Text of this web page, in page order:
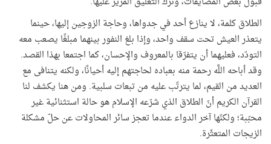
الطلاق كلمة، لا ينازع أحد في جدواها، وحاجة الزوجين إليها، حينما
يتعذر العيش تحت سقف واحد، وإذا بلغ النفور بينهما مبلغًا يصعب معه
التودّد، فعليهما أن يتفرّقا بالمعروف والإحسان، كما اجتمعا بهذا القصد.
وقد أباحه اللَّه رحمة منه بعباده لحاجتهم إليه أحيانًا، ولكنه يتنافى مع
العديد من القيم، لما يترتّب عليه من تبعات سلبية. ومن هنا يكشف لنا
القرآن الكريم أنّ الطلاق الذي شرّعه الإسلام هو حالة استثنائية غير
محبّبة؛ ولكنّها آخر الدواء عندما تعجز سائر المحاولات عن حلّ مشكلة
الزيجات المتعثّرة.